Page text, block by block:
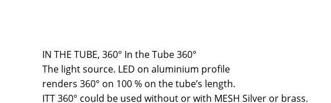
IN THE TUBE, 360° In the Tube 360°
The light source. LED on aluminium profile
renders 360° on 100 % on the tube’s length.
ITT 360° could be used without or with MESH Silver or brass.